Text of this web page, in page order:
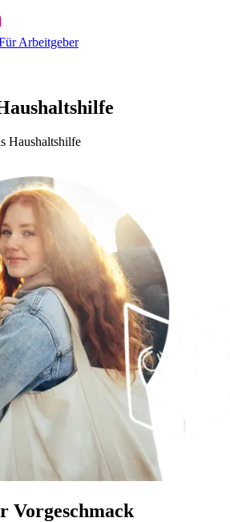
Arbeitgeber
Haushaltshilfe
Vorgeschmack